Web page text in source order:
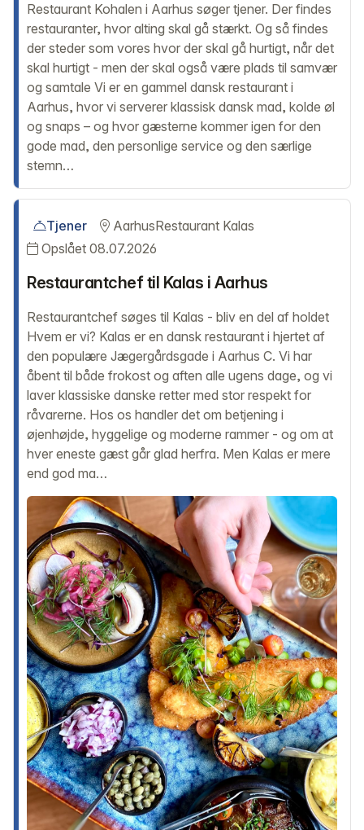
Restaurant Kohalen i Aarhus søger tjener. Der findes
restauranter, hvor alting skal gå stærkt. Og så findes
der steder som vores hvor der skal gå hurtigt, når det
skal hurtigt - men der skal også være plads til samvær
og samtale Vi er en gammel dansk restaurant i
Aarhus, hvor vi serverer klassisk dansk mad, kolde øl
og snaps – og hvor gæsterne kommer igen for den
gode mad, den personlige service og den særlige
stemn…
Tjener AarhusRestaurant Kalas
Opslået 08.07.2026
Restaurantchef til Kalas i Aarhus
Restaurantchef søges til Kalas - bliv en del af holdet
Hvem er vi? Kalas er en dansk restaurant i hjertet af
den populære Jægergårdsgade i Aarhus C. Vi har
åbent til både frokost og aften alle ugens dage, og vi
laver klassiske danske retter med stor respekt for
råvarerne. Hos os handler det om betjening i
øjenhøjde, hyggelige og moderne rammer - og om at
hver eneste gæst går glad herfra. Men Kalas er mere
end god ma…